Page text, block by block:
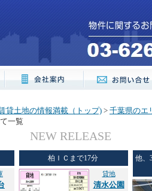
貸土地の情報満載（トップ) > 千葉県のエ
一覧
NEW RELEASE
柏ＩＣまで17分
貸地
清水公園
他、